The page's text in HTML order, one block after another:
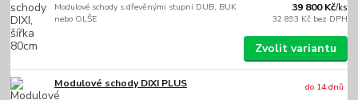
Modulové schody s dřevěnými stupni DUB, BUK
nebo OLŠE
39 800 Kč/ks
32 893 Kč bez DPH
Zvolit variantu
Modulové schody DIXI PLUS do 14 dnů